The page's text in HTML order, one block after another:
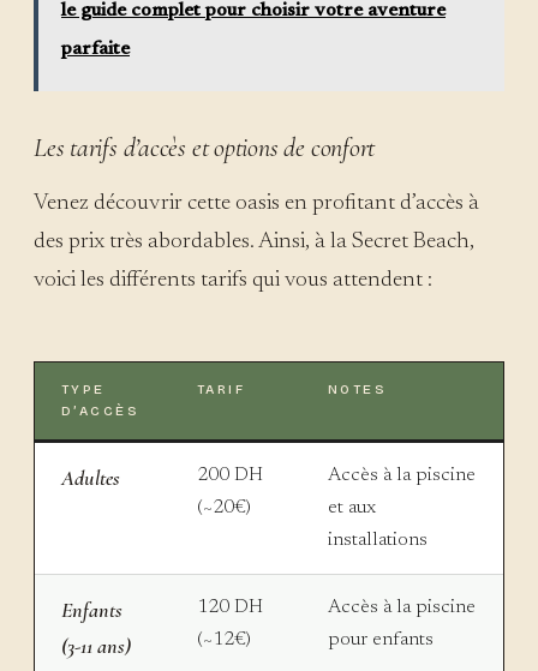
le guide complet pour choisir votre aventure
parfaite
Les tarifs d’accès et options de confort
Venez découvrir cette oasis en profitant d’accès à
des prix très abordables. Ainsi, à la Secret Beach,
voici les différents tarifs qui vous attendent :
TYPE
D’ACCÈS
TARIF NOTES
Adultes
200 DH
(~20€)
Accès à la piscine
et aux
installations
Enfants
(3-11 ans)
120 DH
(~12€)
Accès à la piscine
pour enfants